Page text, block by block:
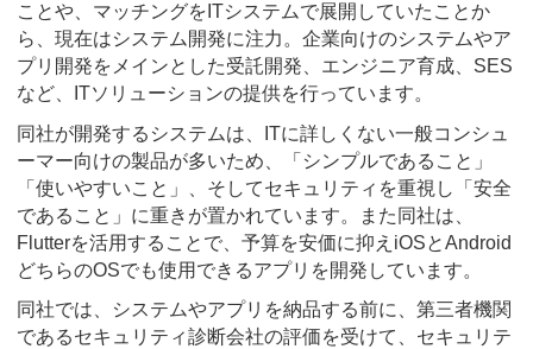
ことや、マッチングをITシステムで展開していたことか
ら、現在はシステム開発に注力。企業向けのシステムやア
プリ開発をメインとした受託開発、エンジニア育成、SES
など、ITソリューションの提供を行っています。
同社が開発するシステムは、ITに詳しくない一般コンシュ
ーマー向けの製品が多いため、「シンプルであること」
「使いやすいこと」、そしてセキュリティを重視し「安全
であること」に重きが置かれています。また同社は、
Flutterを活用することで、予算を安価に抑えiOSとAndroid
どちらのOSでも使用できるアプリを開発しています。
同社では、システムやアプリを納品する前に、第三者機関
であるセキュリティ診断会社の評価を受けて、セキュリテ